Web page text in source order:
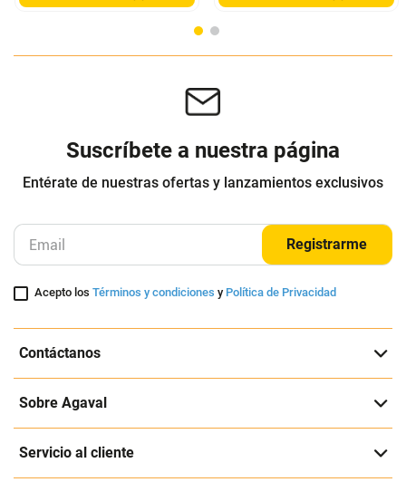
Suscríbete a nuestra página
Entérate de nuestras ofertas y lanzamientos exclusivos
Registrarme
Acepto losTérminos y condiciones y Política de Privacidad
Contáctanos
Sobre Agaval
Servicio al cliente